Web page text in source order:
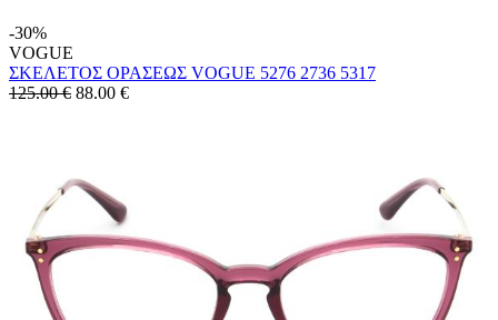
-30%
VOGUE
ΣΚΕΛΕΤΟΣ ΟΡΑΣΕΩΣ VOGUE 5276 2736 5317
125.00 € 88.00 €